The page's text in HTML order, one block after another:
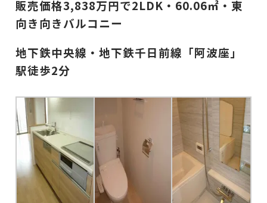
販売価格3,838万円で2LDK・60.06㎡・東
向き向きバルコニー
地下鉄中央線・地下鉄千日前線「阿波座」
駅徒歩2分